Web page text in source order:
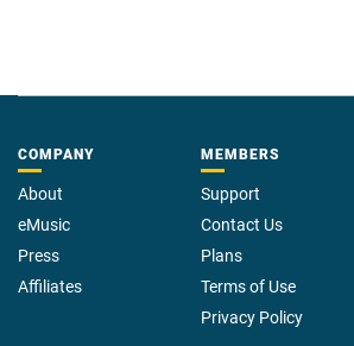
COMPANY
About
eMusic
Press
Affiliates
MEMBERS
Support
Contact Us
Plans
Terms of Use
Privacy Policy